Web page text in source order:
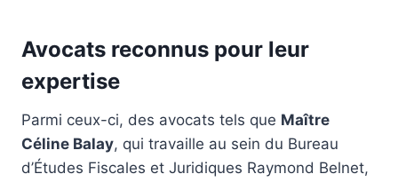
Avocats reconnus pour leur
expertise
Parmi ceux-ci, des avocats tels que Maître
Céline Balay, qui travaille au sein du Bureau
d’Études Fiscales et Juridiques Raymond Belnet,